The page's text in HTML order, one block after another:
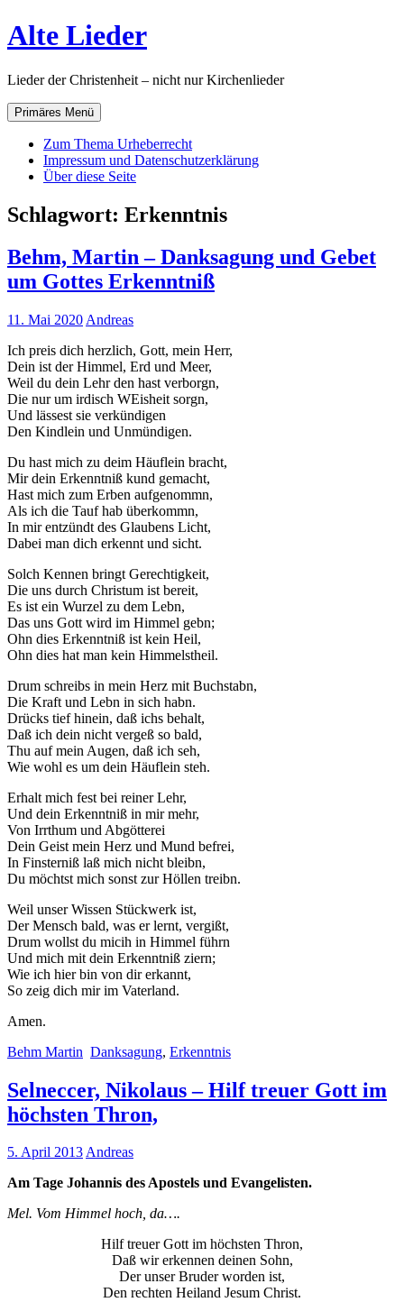
Zum
Inhalt
Alte Lieder
Lieder der Christenheit – nicht nur Kirchenlieder
Primäres Menü
Zum Thema Urheberrecht
Impressum und Datenschutzerklärung
Über diese Seite
Schlagwort: Erkenntnis
Behm, Martin – Danksagung und Gebet
um Gottes Erkenntniß
11. Mai 2020 Andreas
Ich preis dich herzlich, Gott, mein Herr,
Dein ist der Himmel, Erd und Meer,
Weil du dein Lehr den hast verborgn,
Die nur um irdisch WEisheit sorgn,
Und lässest sie verkündigen
Den Kindlein und Unmündigen.
Du hast mich zu deim Häuflein bracht,
Mir dein Erkenntniß kund gemacht,
Hast mich zum Erben aufgenommn,
Als ich die Tauf hab überkommn,
In mir entzündt des Glaubens Licht,
Dabei man dich erkennt und sicht.
Solch Kennen bringt Gerechtigkeit,
Die uns durch Christum ist bereit,
Es ist ein Wurzel zu dem Lebn,
Das uns Gott wird im Himmel gebn;
Ohn dies Erkenntniß ist kein Heil,
Ohn dies hat man kein Himmelstheil.
Drum schreibs in mein Herz mit Buchstabn,
Die Kraft und Lebn in sich habn.
Drücks tief hinein, daß ichs behalt,
Daß ich dein nicht vergeß so bald,
Thu auf mein Augen, daß ich seh,
Wie wohl es um dein Häuflein steh.
Erhalt mich fest bei reiner Lehr,
Und dein Erkenntniß in mir mehr,
Von Irrthum und Abgötterei
Dein Geist mein Herz und Mund befrei,
In Finsterniß laß mich nicht bleibn,
Du möchtst mich sonst zur Höllen treibn.
Weil unser Wissen Stückwerk ist,
Der Mensch bald, was er lernt, vergißt,
Drum wollst du micih in Himmel führn
Und mich mit dein Erkenntniß ziern;
Wie ich hier bin von dir erkannt,
So zeig dich mir im Vaterland.
Amen.
Behm Martin Danksagung, Erkenntnis
Selneccer, Nikolaus – Hilf treuer Gott im
höchsten Thron,
5. April 2013Andreas
Am Tage Johannis des Apostels und Evangelisten.
Mel. Vom Himmel hoch, da….
Hilf treuer Gott im höchsten Thron,
Daß wir erkennen deinen Sohn,
Der unser Bruder worden ist,
Den rechten Heiland Jesum Christ.